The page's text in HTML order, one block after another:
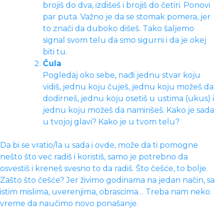
brojiš do dva, izdišeš i brojiš do četiri. Ponovi
par puta. Važno je da se stomak pomera, jer
to znači da duboko dišeš. Tako šaljemo
signal svom telu da smo sigurni i da je okej
biti tu.
Čula
Pogledaj oko sebe, nađi jednu stvar koju
vidiš, jednu koju čuješ, jednu koju možeš da
dodirneš, jednu koju osetiš u ustima (ukus) i
jednu koju možeš da namirišeš. Kako je sada
u tvojoj glavi? Kako je u tvom telu?
Da bi se vratio/la u sada i ovde, može da ti pomogne
nešto što već radiš i koristiš, samo je potrebno da
osvestiš i kreneš svesno to da radiš. Što češće, to bolje.
Zašto što češće? Jer živimo godinama na jedan način, sa
istim mislima, uverenjima, obrascima… Treba nam neko
vreme da naučimo novo ponašanje.